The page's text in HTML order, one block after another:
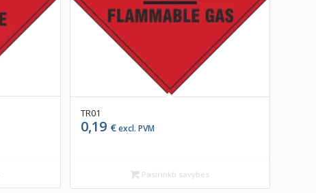
TR01
0,19 €excl. PVM
Pasirinkti savybes